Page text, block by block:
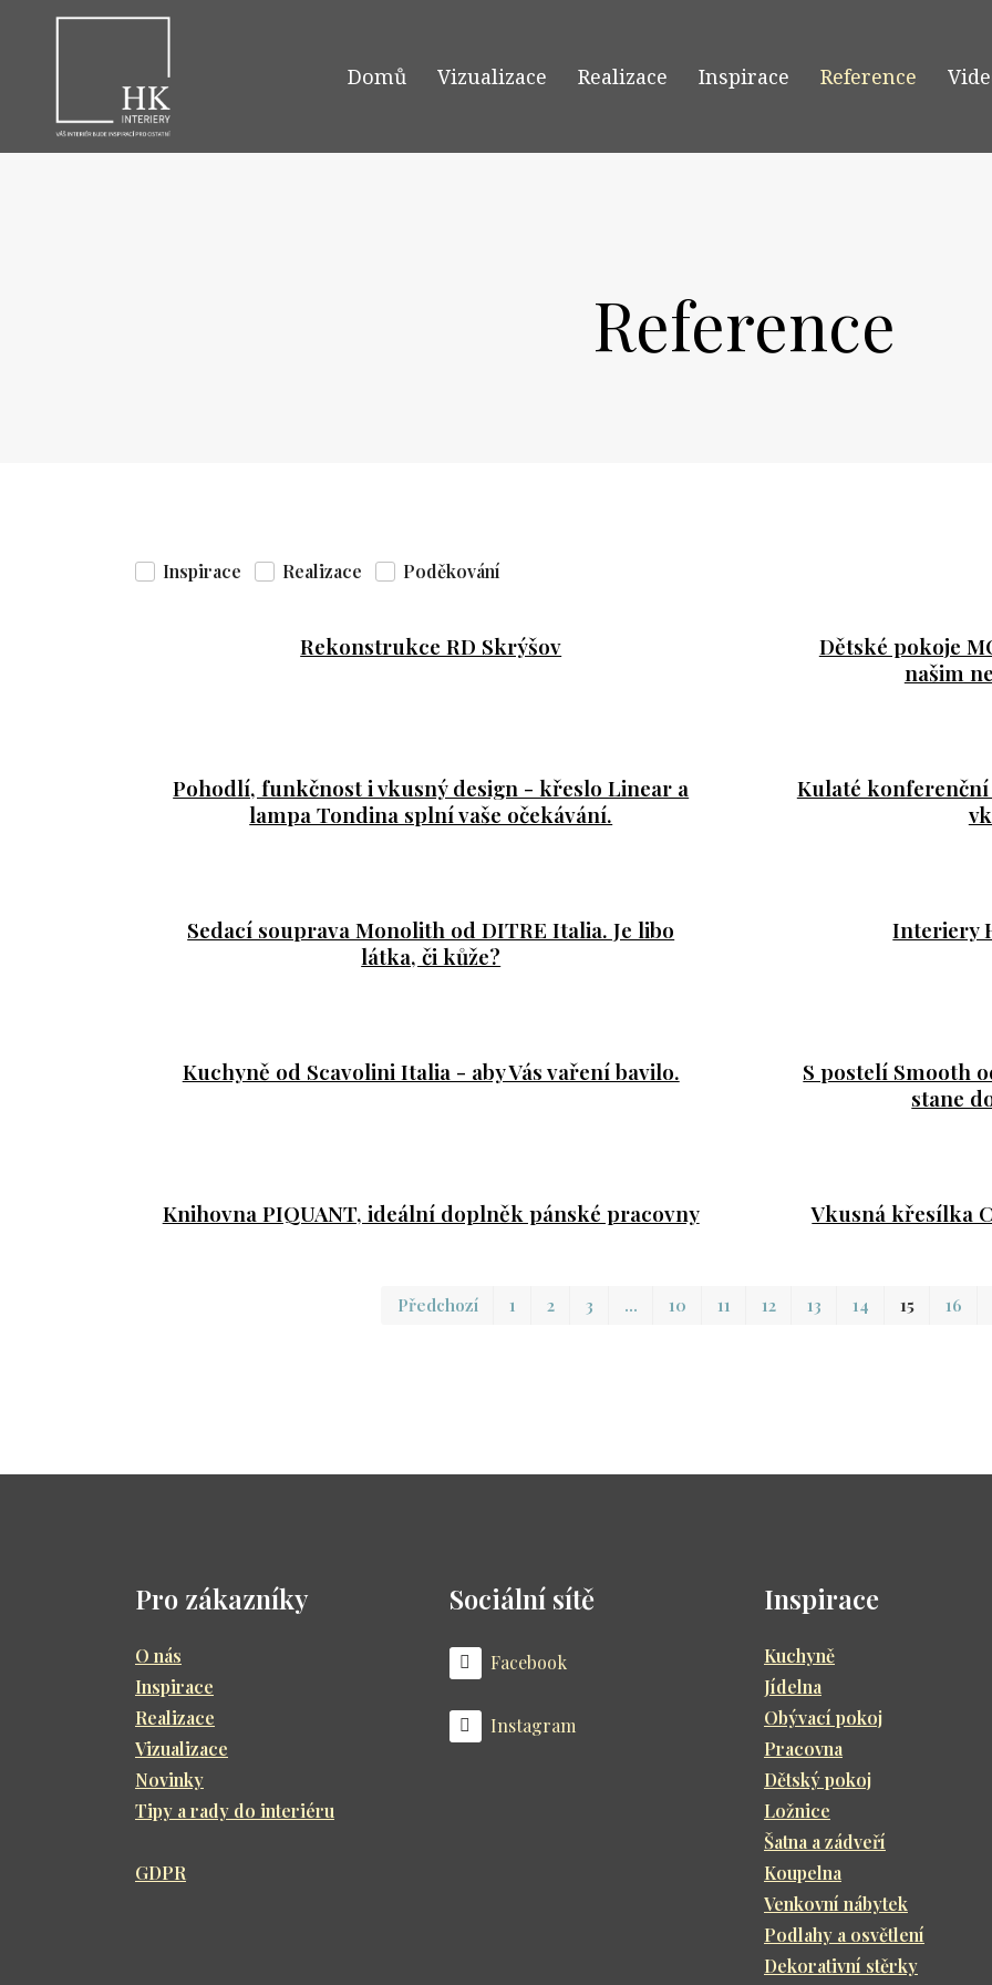
Domů Vizualizace Realizace Inspirace Reference
Reference
Inspirace Realizace Poděkování
Rekonstrukce RD Skrýšov
Dětské pokoje
našim
Pohodlí, funkčnost i vkusný design - křeslo Linear a
lampa Tondina splní vaše očekávání.
Kulaté
Sedací souprava Monolith od DITRE Italia. Je libo
látka, či kůže?
Interiery
Kuchyně od Scavolini Italia - aby Vás vaření bavilo.
S postelí Smooth
stane
Knihovna PIQUANT, ideální doplněk pánské pracovny Vkusná křesílka
Předchozí 1 2 3 … 10 11 12 13 14 15 16
Pro zákazníky
O nás
Inspirace
Realizace
Vizualizace
Novinky
Tipy a rady do interiéru
GDPR
Sociální sítě
Facebook
Instagram
Inspirace
Kuchyně
Jídelna
Obývací pokoj
Pracovna
Dětský pokoj
Ložnice
Šatna a zádveří
Koupelna
Venkovní nábytek
Podlahy a osvětlení
Dekorativní stěrky